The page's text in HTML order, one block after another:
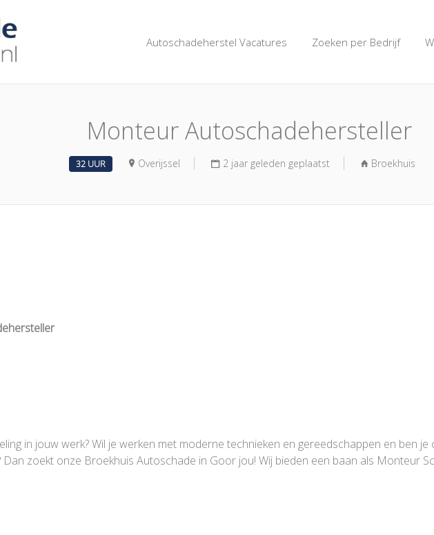
AUTOSCHADEVACATUREBANK.
Autoschadeherstel Vacatures Zoeken per Bedrijf
Monteur Autoschadehersteller
32 UUR Overijssel 2 jaar geleden geplaatst Broekhuis
in jouw werk? Wil je werken met moderne technieken en gereedschappen en ben
Dan zoekt onze Broekhuis Autoschade in Goor jou! Wij bieden een baan als Monteur